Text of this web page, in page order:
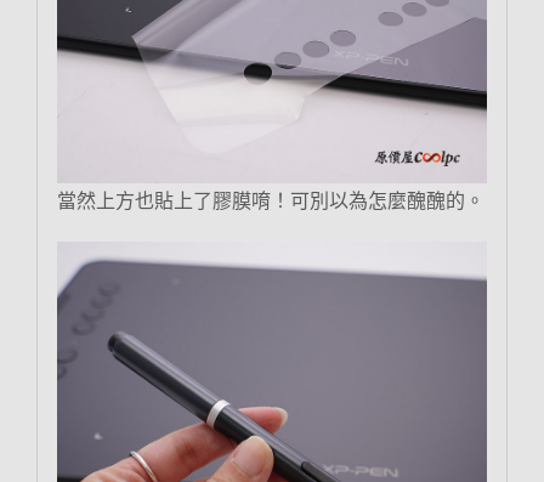
當然上方也貼上了膠膜唷！可別以為怎麼醜醜的。